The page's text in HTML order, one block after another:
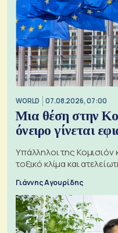
WORLD 07.08.2026, 07:00
Μια θέση στην
όνειρο γίνεται
Υπάλληλοι της
τοξικό κλίμα και
Γιάννης Αγουρίδης